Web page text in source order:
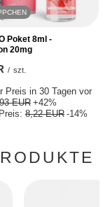
Poket 8ml -
20mg
/ szt.
Preis in 30 Tagen vor
EUR +42%
8,22 EUR -14%